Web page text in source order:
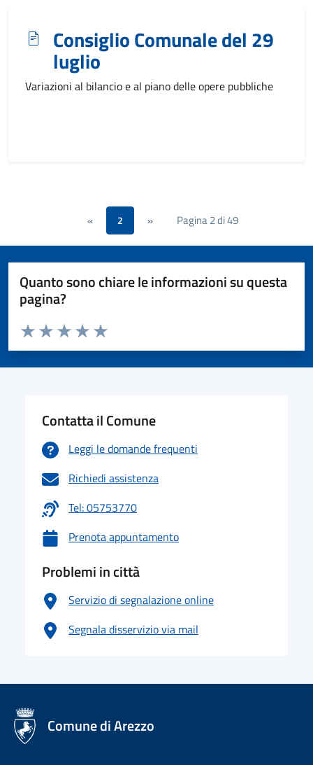
Consiglio Comunale del 29
luglio
Variazioni al bilancio e al piano delle opere pubbliche
« 2 » Pagina 2 di 49
Quanto sono chiare le informazioni su questa
pagina?
Valuta da 1 a 5 stelle la pagina
Valuta 5 stelle su 5
Valuta 4 stelle su 5
Valuta 3 stelle su 5
Valuta 2 stelle su 5
Valuta 1 stelle su 5
Contatta il Comune
Leggi le domande frequenti
Richiedi assistenza
Tel: 05753770
Prenota appuntamento
Problemi in città
Servizio di segnalazione online
Segnala disservizio via mail
logo Unione Europea
Comune di Arezzo